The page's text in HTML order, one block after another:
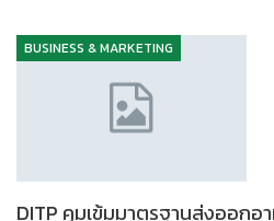
BUSINESS & MARKETING
DITP คุมเข้มมาตรฐานส่งออกอ